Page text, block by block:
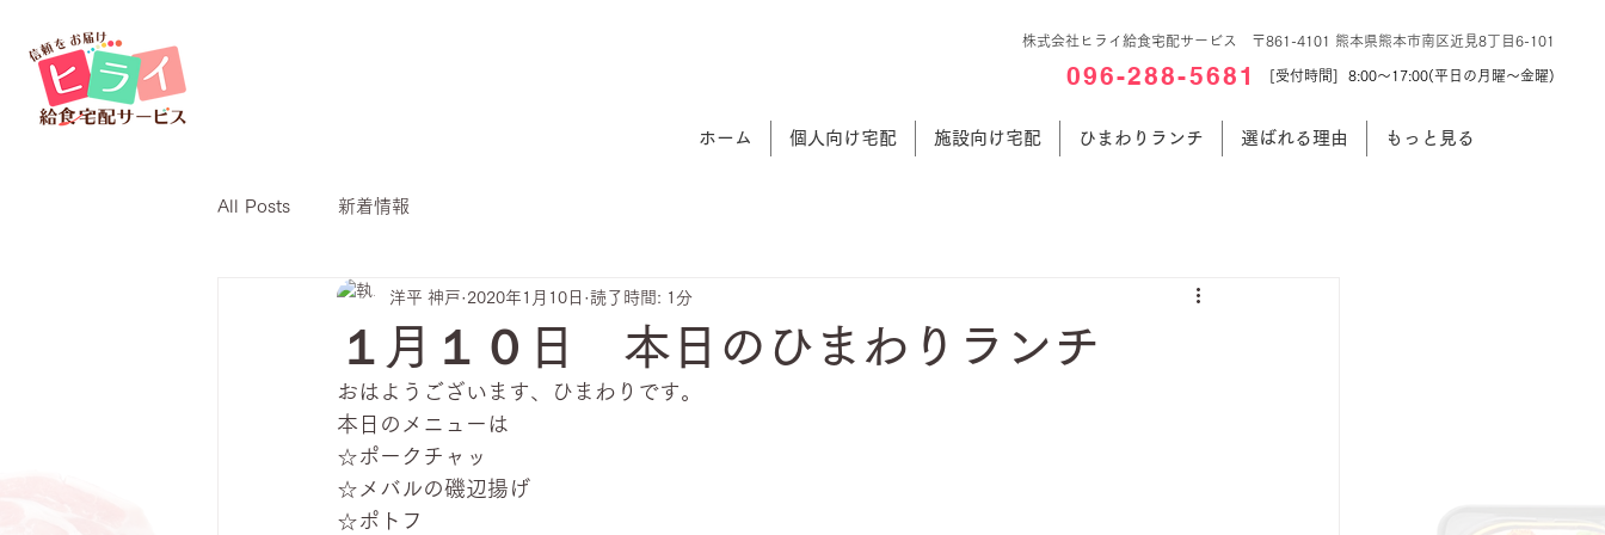
株式会社ヒライ給食宅配サービス 〒861-4101 熊本県熊本市南区近見8丁目6-101
096-288-5681 [受付時間] 8:00～17:00(平日の月曜～金曜)
ホーム 個人向け宅配 施設向け宅配 ひまわりランチ 選ばれる理由 もっと見る
All Posts 新着情報
１月１０日 本日のひまわりランチ
洋平 神戸 2020年1月10日 読了時間: 1分
おはようございます、ひまわりです。
本日のメニューは
☆ポークチャッ
☆メバルの磯辺揚げ
☆ポトフ